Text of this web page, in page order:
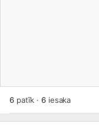
6patīk ·6iesaka